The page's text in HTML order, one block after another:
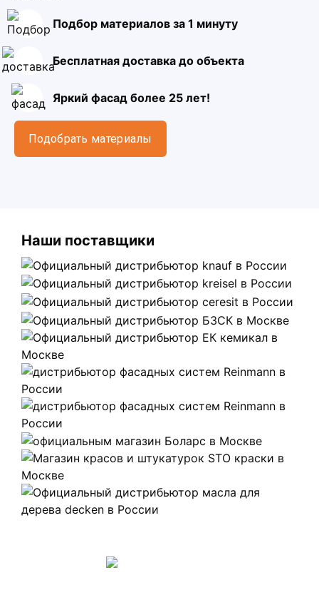
Подбор материалов за 1 минуту
Бесплатная доставка до объекта
Яркий фасад более 25 лет!
Подобрать материалы
Наши поставщики